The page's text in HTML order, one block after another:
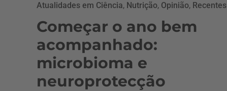
Atualidades em Ciência, Nutrição, Opinião, Recentes
Começar o ano bem
acompanhado:
microbioma e
neuroprotecção